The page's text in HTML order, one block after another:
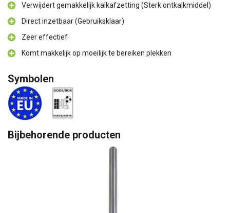
Verwijdert gemakkelijk kalkafzetting (Sterk ontkalkmiddel)
Direct inzetbaar (Gebruiksklaar)
Zeer effectief
Komt makkelijk op moeilijk te bereiken plekken
Symbolen
Bijbehorende producten